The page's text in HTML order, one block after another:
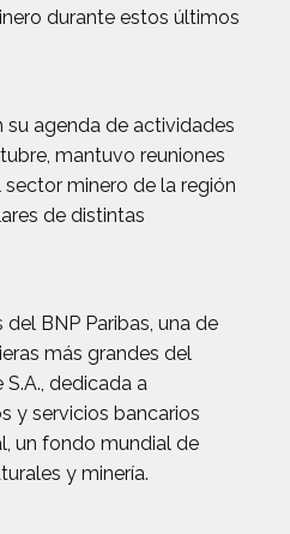
durante estos últimos
su agenda de actividades
mantuvo reuniones
minero de la región
de distintas
BNP Paribas, una de
más grandes del
dedicada a
y servicios bancarios
un fondo mundial de
y minería.